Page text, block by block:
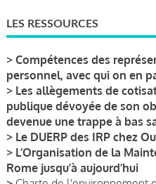
LES RESSOURCES
> Compétences des
personnel, avec qui on en
> Les allègements de
publique dévoyée de son
devenue une trappe à bas
> Le DUERP des IRP chez
> L’Organisation de la
Rome jusqu’à aujourd’hui